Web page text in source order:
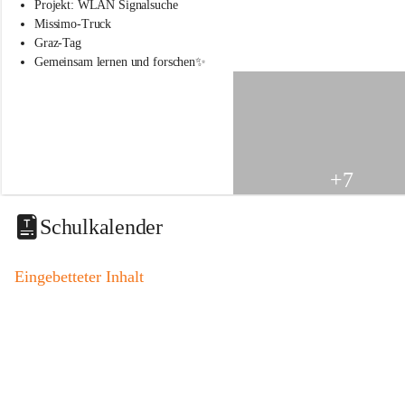
s
s
c
i
t
a
o
Projekt: WLAN Signalsuche
Missimo-Truck
Graz-Tag
Gemeinsam lernen und forschen✨
+7
Schulkalender
Eingebetteter Inhalt